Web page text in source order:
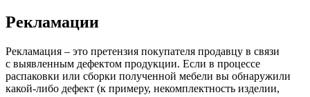
Рекламации
Рекламация – это претензия покупателя продавцу в связи
с выявленным дефектом продукции. Если в процессе
распаковки или сборки полученной мебели вы обнаружили
какой-либо дефект (к примеру, некомплектность изделии,